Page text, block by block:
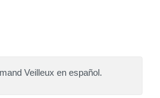
Veilleux en español.